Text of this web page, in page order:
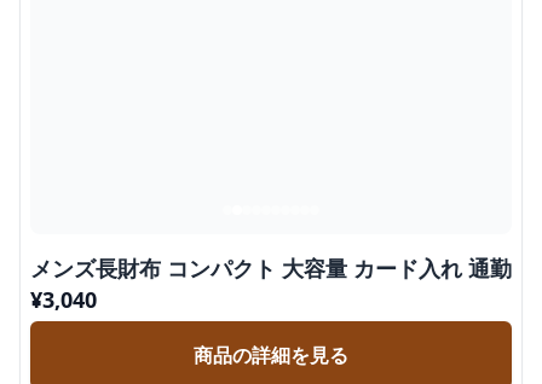
メンズ長財布 コンパクト 大容量 カード入れ 通勤
¥3,040
商品の詳細を見る